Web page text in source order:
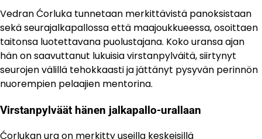
Vedran Ćorluka tunnetaan merkittävistä panoksistaan
sekä seurajalkapallossa että maajoukkueessa, osoittaen
taitonsa luotettavana puolustajana. Koko uransa ajan
hän on saavuttanut lukuisia virstanpylväitä, siirtynyt
seurojen välillä tehokkaasti ja jättänyt pysyvän perinnön
nuorempien pelaajien mentorina.
Virstanpylväät hänen jalkapallo-urallaan
Ćorlukan ura on merkitty useilla keskeisillä